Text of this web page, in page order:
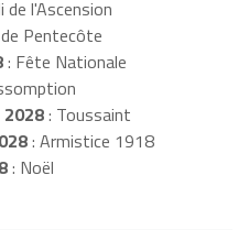
de l'Ascension
Pentecôte
: Fête Nationale
: Toussaint
: Armistice 1918
: Noël